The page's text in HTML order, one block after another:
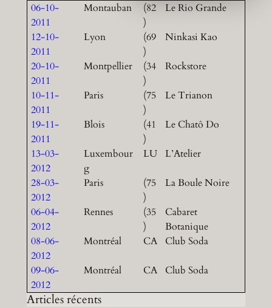
06-10-
2011
Montauban
(82
)
Le Rio Grande
12-10-
2011
Lyon
(69
)
Ninkasi Kao
20-10-
2011
Montpellier
(34
)
Rockstore
10-11-
2011
Paris
(75
)
Le Trianon
19-11-
2011
Blois
(41
)
Le Chatô Do
13-03-
2012
Luxembour
g
LU L’Atelier
28-03-
2012
Paris
(75
)
La Boule Noire
06-04-
2012
Rennes
(35
)
Cabaret
Botanique
08-06-
2012
Montréal CA Club Soda
09-06-
2012
Montréal CA Club Soda
Articles récents